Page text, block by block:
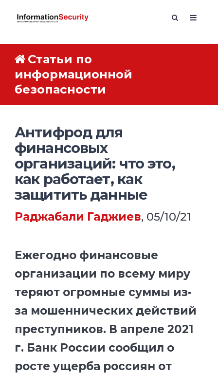
Статьи по
информационной
безопасности
Антифрод для
финансовых
организаций: что это,
как работает, как
защитить данные
Раджабали Гаджиев, 05/10/21
Ежегодно финансовые
организации по всему миру
теряют огромные суммы из-
за мошеннических действий
преступников. В апреле 2021
г. Банк России сообщил о
росте ущерба россиян от